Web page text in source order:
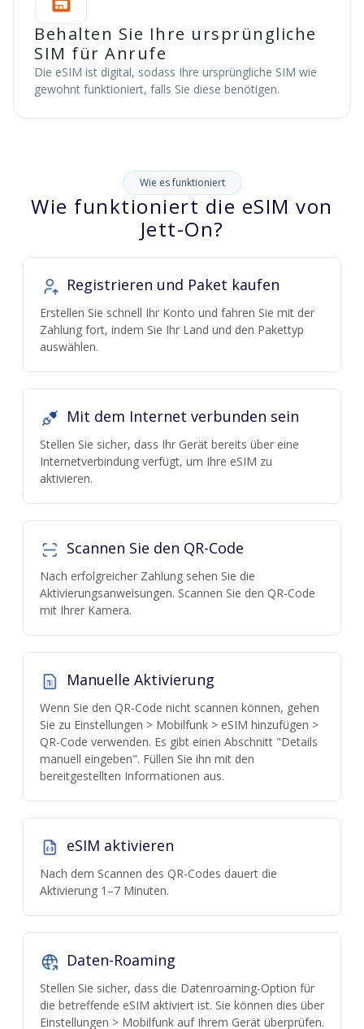
Behalten Sie Ihre ursprüngliche
SIM für Anrufe
Die eSIM ist digital, sodass Ihre ursprüngliche SIM wie
gewohnt funktioniert, falls Sie diese benötigen.
Wie es funktioniert
Wie funktioniert die eSIM von
Jett-On?
Registrieren und Paket kaufen
Erstellen Sie schnell Ihr Konto und fahren Sie mit der
Zahlung fort, indem Sie Ihr Land und den Pakettyp
auswählen.
Mit dem Internet verbunden sein
Stellen Sie sicher, dass Ihr Gerät bereits über eine
Internetverbindung verfügt, um Ihre eSIM zu
aktivieren.
Scannen Sie den QR-Code
Nach erfolgreicher Zahlung sehen Sie die
Aktivierungsanweisungen. Scannen Sie den QR-Code
mit Ihrer Kamera.
Manuelle Aktivierung
Wenn Sie den QR-Code nicht scannen können, gehen
Sie zu Einstellungen > Mobilfunk > eSIM hinzufügen >
QR-Code verwenden. Es gibt einen Abschnitt "Details
manuell eingeben". Füllen Sie ihn mit den
bereitgestellten Informationen aus.
eSIM aktivieren
Nach dem Scannen des QR-Codes dauert die
Aktivierung 1–7 Minuten.
Daten-Roaming
Stellen Sie sicher, dass die Datenroaming-Option für
die betreffende eSIM aktiviert ist. Sie können dies über
Einstellungen > Mobilfunk auf Ihrem Gerät überprüfen.